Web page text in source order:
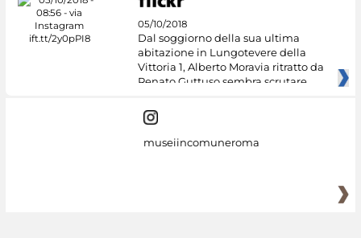
05/10/2018
Dal soggiorno della sua ultima
abitazione in Lungotevere della
Vittoria 1, Alberto Moravia ritratto da
Renato Guttuso sembra scrutare
museiincomuneroma